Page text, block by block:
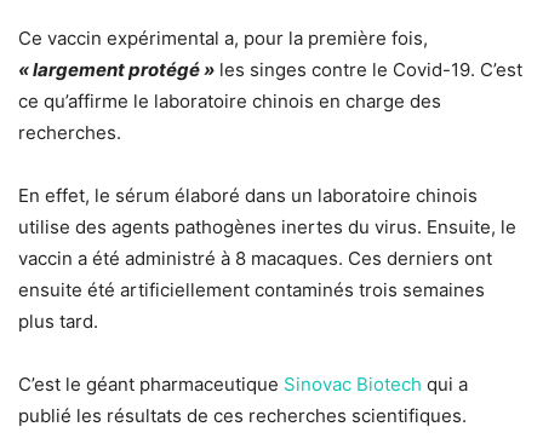
Ce vaccin expérimental a, pour la première fois,
« largement protégé » les singes contre le Covid-19. C’est
ce qu’affirme le laboratoire chinois en charge des
recherches.
En effet, le sérum élaboré dans un laboratoire chinois
utilise des agents pathogènes inertes du virus. Ensuite, le
vaccin a été administré à 8 macaques. Ces derniers ont
ensuite été artificiellement contaminés trois semaines
plus tard.
C’est le géant pharmaceutique Sinovac Biotech qui a
publié les résultats de ces recherches scientifiques.